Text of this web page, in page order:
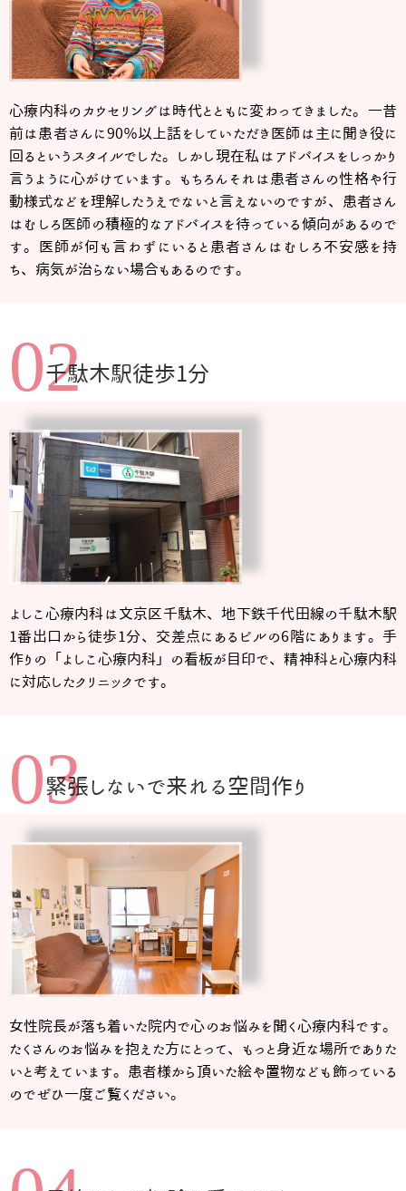
心療内科のカウセリングは時代とともに変わってきました。一昔
前は患者さんに90％以上話をしていただき医師は主に聞き役に
回るというスタイルでした。しかし現在私はアドバイスをしっかり
言うように心がけています。もちろんそれは患者さんの性格や行
動様式などを理解したうえでないと言えないのですが、患者さん
はむしろ医師の積極的なアドバイスを待っている傾向があるので
す。医師が何も言わずにいると患者さんはむしろ不安感を持
ち、病気が治らない場合もあるのです。
02千駄木駅徒歩1分
よしこ心療内科は文京区千駄木、地下鉄千代田線の千駄木駅
1番出口から徒歩1分、交差点にあるビルの6階にあります。手
作りの「よしこ心療内科」の看板が目印で、精神科と心療内科
に対応したクリニックです。
03緊張しないで来れる空間作り
女性院長が落ち着いた院内で心のお悩みを聞く心療内科です。
たくさんのお悩みを抱えた方にとって、もっと身近な場所でありた
いと考えています。患者様から頂いた絵や置物なども飾っている
のでぜひ一度ご覧ください。